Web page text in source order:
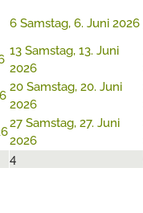
6 Samstag, 6. Juni 2026
13 Samstag, 13. Juni
2026
20 Samstag, 20. Juni
2026
27 Samstag, 27. Juni
2026
4